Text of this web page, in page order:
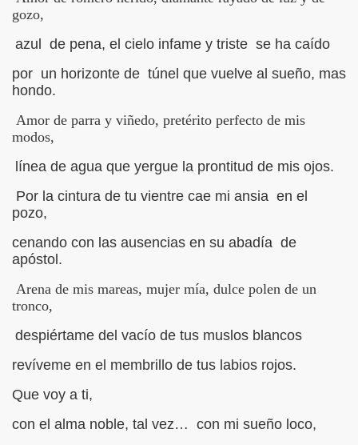
gozo,
azul de pena, el cielo infame y triste se ha caído
por un horizonte de túnel que vuelve al sueño, mas
hondo.
Amor de parra y viñedo, pretérito perfecto de mis
modos,
línea de agua que yergue la prontitud de mis ojos.
Por la cintura de tu vientre cae mi ansia en el
pozo,
cenando con las ausencias en su abadía de
apóstol.
Arena de mis mareas, mujer mía, dulce polen de un
tronco,
despiértame del vacío de tus muslos blancos
revíveme en el membrillo de tus labios rojos.
Que voy a ti,
con el alma noble, tal vez… con mi sueño loco,
Aldeas de los diablos"
Una Mujer sola
Para Vivir
:"Complejidad"
el Sol del Firmamento"
"NUESTRA GUERRA"
:"Hoy solo quiero caminar"
terraplén, el agua y la luna
:"Amor de romero herido"